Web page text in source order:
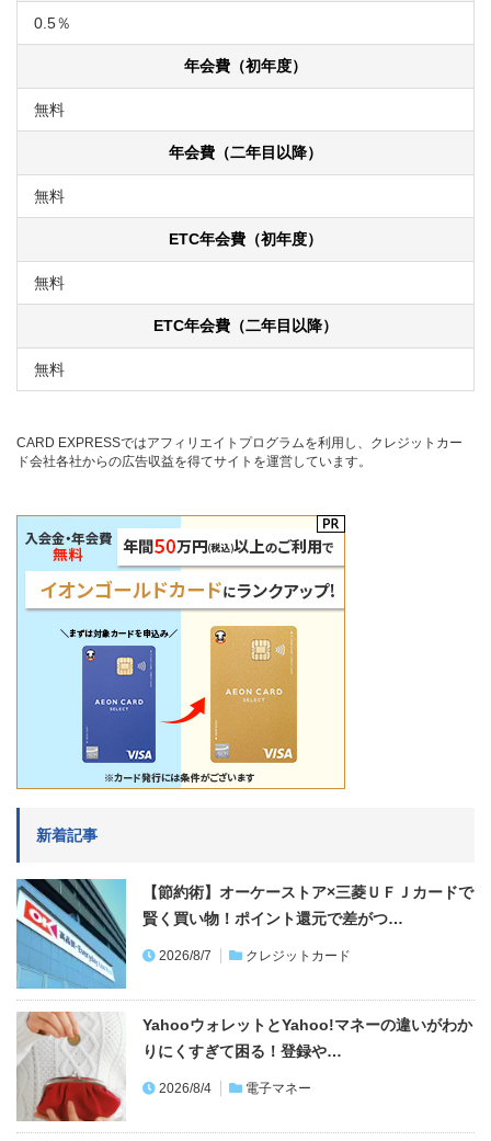
0.5％
年会費（初年度）
無料
年会費（二年目以降）
無料
ETC年会費（初年度）
無料
ETC年会費（二年目以降）
無料
CARD EXPRESSではアフィリエイトプログラムを利用し、クレジットカー
ド会社各社からの広告収益を得てサイトを運営しています。
新着記事
【節約術】オーケーストア×三菱ＵＦＪカードで
賢く買い物！ポイント還元で差がつ…
2026/8/7 クレジットカード
YahooウォレットとYahoo!マネーの違いがわか
りにくすぎて困る！登録や…
2026/8/4 電子マネー